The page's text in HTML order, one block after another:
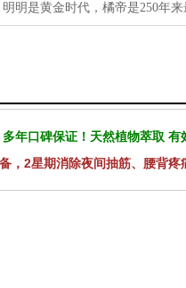
明明是黄金时代，橘帝是250年
年口碑保证！天然植物萃取 有
，2星期消除夜间抽筋、腰背